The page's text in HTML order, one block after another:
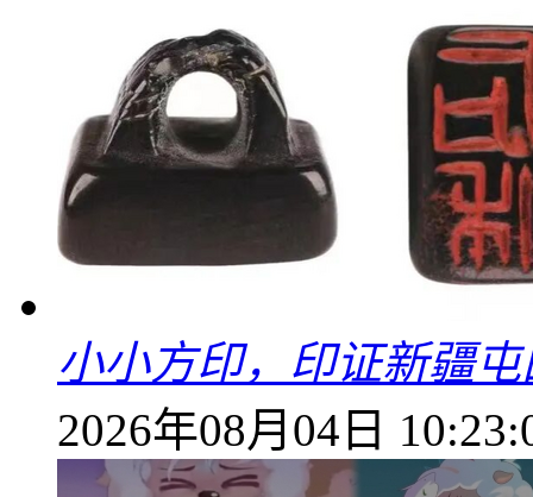
小小方印，印证新疆
2026年08月04日